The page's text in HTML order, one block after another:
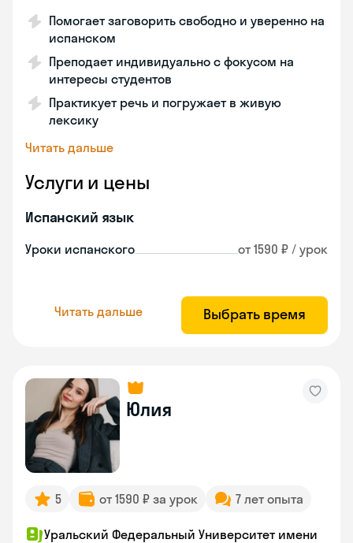
Помогает заговорить свободно и уверенно на
испанском
Преподает индивидуально с фокусом на
интересы студентов
Практикует речь и погружает в живую
лексику
Читать дальше
Услуги и цены
Испанский язык
Уроки испанского от 1590 ₽ / урок
Читать дальше Выбрать время
Юлия
5 от 1590 ₽ за урок 7 лет опыта
Уральский Федеральный Университет имени